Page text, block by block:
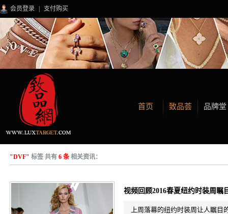
会员登录 支付购买
首页 致品荟 品牌堂
"DVF" 标签 共有 6 条相关资讯：
视频回顾2016春夏纽约时装周瞩
上周落幕的纽约时装周让人瞩